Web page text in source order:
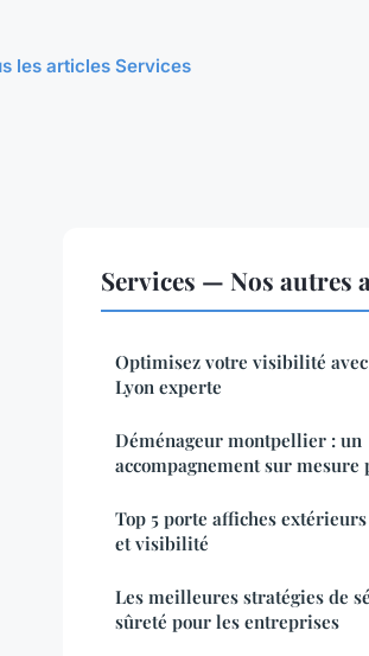
les articles Services
Services — Nos autres
Optimisez votre visibilité avec
Lyon experte
Déménageur montpellier : un
accompagnement sur mesure
Top 5 porte affiches
et visibilité
Les meilleures stratégies de
sûreté pour les entreprises